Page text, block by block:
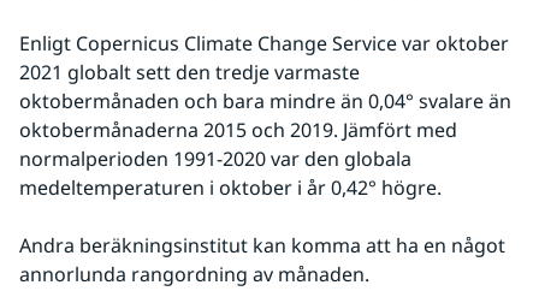
Enligt Copernicus Climate Change Service var oktober
2021 globalt sett den tredje varmaste
oktobermånaden och bara mindre än 0,04° svalare än
oktobermånaderna 2015 och 2019. Jämfört med
normalperioden 1991-2020 var den globala
medeltemperaturen i oktober i år 0,42° högre.
Andra beräkningsinstitut kan komma att ha en något
annorlunda rangordning av månaden.